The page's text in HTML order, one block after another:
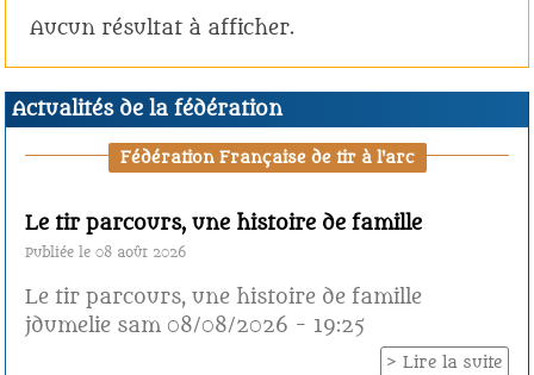
Aucun résultat à afficher.
Actualités de la fédération
Fédération Française de tir à l'arc
Le tir parcours, une histoire de famille
Publiée le 08 août 2026
Le tir parcours, une histoire de famille
jdumelie sam 08/08/2026 - 19:25
Lire la suite